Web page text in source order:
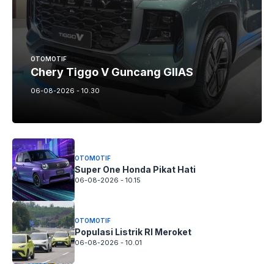
OTOMOTIF
Chery Tiggo V Guncang GIIAS
06-08-2026 - 10.30
OTOMOTIF
Super One Honda Pikat Hati
06-08-2026 - 10.15
OTOMOTIF
Populasi Listrik RI Meroket
06-08-2026 - 10.01